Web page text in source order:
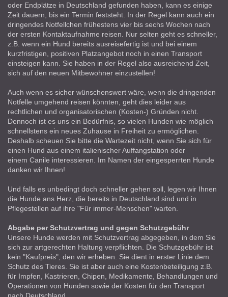
oder Endplätze in Deutschland gefunden haben, kann es einige
Zeit dauern, bis ein Termin feststeht. In der Regel kann auch ein
dringendes Notfellchen frühestens vier bis sechs Wochen nach
der ersten Kontaktaufnahme reisen. Nur selten geht es schneller,
z.B. wenn ein Hund bereits ausreisefertig ist und bei einem
kurzfristigen, positiven Platzangebot noch in einen Transport
einsteigen kann. Sie haben in der Regel also ausreichend Zeit,
sich auf den neuen Mitbewohner einzustellen!
Auch wenn es sicher wünschenswert wäre, wenn die dringenden
Notfelle umgehend reisen könnten, geht dies leider aus
rechtlichen und organisatorischen (Kosten-) Gründen nicht.
Dennoch ist es uns ein Bedürfnis, so vielen Hunden wie möglich
schnellstens ein neues Zuhause in Freiheit zu ermöglichen.
Deshalb scheuen Sie bitte die Wartezeit nicht, wenn Sie sich für
einen Hund aus einem italienischer Auffangstation oder
einem Canile interessieren. Im Namen der eingesperrten Hunde
danken wir Ihnen!
Und falls es unbedingt doch schneller gehen soll, legen wir Ihnen
die Hunde ans Herz, die bereits in Deutschland sind und in
Pflegestellen auf ihre "Für immer-Menschen" warten.
Abgabe per Schutzvertrag und gegen Schutzgebühr
Unsere Hunde werden mit Schutzvertrag abgegeben, in dem Sie
sich zur artgerechten Haltung verpflichten. Die Schutzgebühr ist
kein "Kaufpreis", den wir erheben. Sie dient in erster Linie dem
Schutz des Tieres. Sie ist aber auch eine Kostenbeteiligung z.B.
für Impfen, Kastrieren, Chipen, Medikamente, Behandlungen und
Operationen von Hunden sowie der Kosten für den Transport
nach Deutschland.